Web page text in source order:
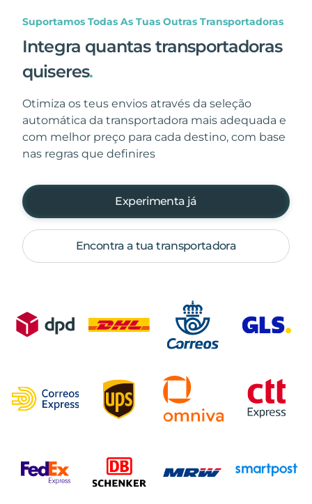
Suportamos Todas As Tuas Outras Transportadoras
Integra quantas transportadoras
quiseres.
Otimiza os teus envios através da seleção
automática da transportadora mais adequada e
com melhor preço para cada destino, com base
nas regras que definires
Experimenta já
Encontra a tua transportadora